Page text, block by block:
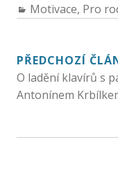
Motivace, Pro
PŘEDCHOZÍ
O ladění klavírů s
Antonínem